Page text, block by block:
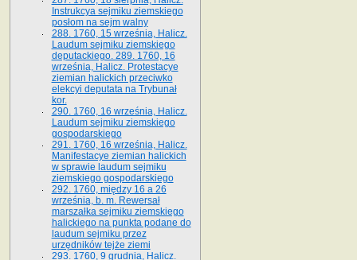
Instrukcya sejmiku ziemskiego
posłom na sejm walny
288. 1760, 15 września, Halicz.
Laudum sejmiku ziemskiego
deputackiego. 289. 1760, 16
września, Halicz. Protestacye
ziemian halickich przeciwko
elekcyi deputata na Trybunał
kor.
290. 1760, 16 września, Halicz.
Laudum sejmiku ziemskiego
gospodarskiego
291. 1760, 16 września, Halicz.
Manifestacye ziemian halickich
w sprawie laudum sejmiku
ziemskiego gospodarskiego
292. 1760, między 16 a 26
września, b. m. Rewersał
marszałka sejmiku ziemskiego
halickiego na punkta podane do
laudum sejmiku przez
urzędników tejże ziemi
293. 1760, 9 grudnia, Halicz.